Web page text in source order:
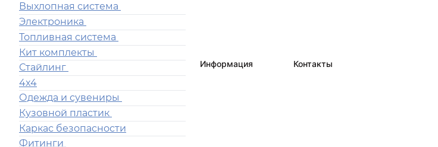
Выхлопная система
Электроника
Топливная система
Кит комплекты
Стайлинг
4x4
Одежда и сувениры
Кузовной пластик
Каркас безопасности
Фитинги
Информация Контакты